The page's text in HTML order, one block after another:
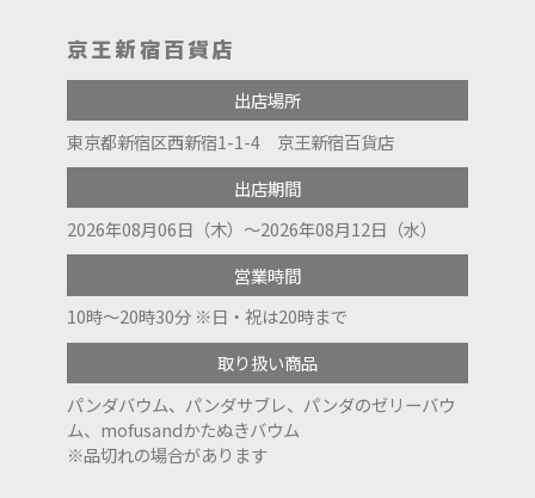
京王新宿百貨店
出店場所
東京都新宿区西新宿1-1-4 京王新宿百貨店
出店期間
2026年08月06日（木）～2026年08月12日（水）
営業時間
10時～20時30分 ※日・祝は20時まで
取り扱い商品
パンダバウム、パンダサブレ、パンダのゼリーバウ
ム、mofusandかたぬきバウム
※品切れの場合があります